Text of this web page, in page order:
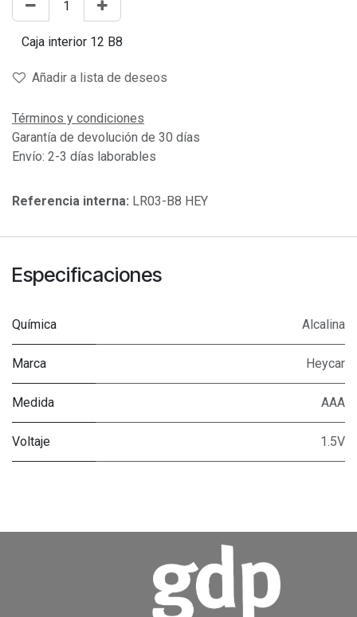
Añadir a lista de deseos
Términos y condiciones
Garantía de devolución de 30 días
Envío: 2-3 días laborables
Referencia interna: LR03-B8 HEY
Especificaciones
Química Alcalina
Marca Heycar
Medida AAA
Voltaje 1.5V